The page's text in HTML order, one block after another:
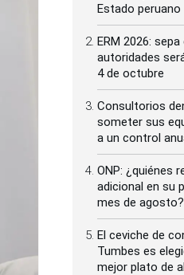
Estado peruano
ERM 2026:
autoridades
4 de octubre
Consultorios
someter sus
a un control
ONP: ¿quiénes
adicional en su
mes de agosto?
El ceviche de
Tumbes es
mejor plato de